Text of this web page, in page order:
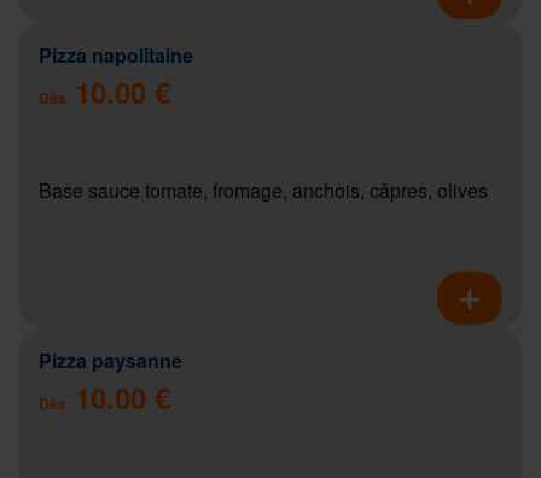
Pizza napolitaine
Dès 10.00 €
Base sauce tomate, fromage, anchois, câpres, olives
Pizza paysanne
Dès 10.00 €